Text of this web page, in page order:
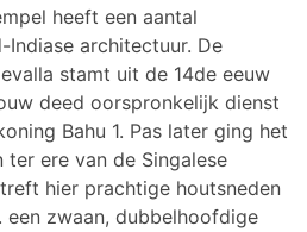
heeft een aantal
Indiase architectuur. De
stamt uit de 14de eeuw
deed oorspronkelijk dienst
Bahu 1. Pas later ging het
ere van de Singalese
hier prachtige houtsneden
een zwaan, dubbelhoofdige